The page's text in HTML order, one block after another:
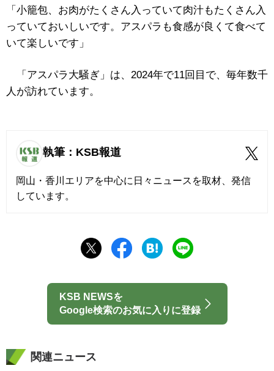
「小籠包、お肉がたくさん入っていて肉汁もたくさん入
っていておいしいです。アスパラも食感が良くて食べて
いて楽しいです」
「アスパラ大騒ぎ」は、2024年で11回目で、毎年数千
人が訪れています。
執筆：KSB報道
岡山・香川エリアを中心に日々ニュースを取材、発信
しています。
KSB NEWSを
Google検索のお気に入りに登録
関連ニュース